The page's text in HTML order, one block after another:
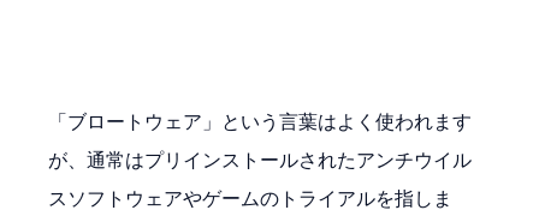
「ブロートウェア」という言葉はよく使われます
が、通常はプリインストールされたアンチウイル
スソフトウェアやゲームのトライアルを指しま